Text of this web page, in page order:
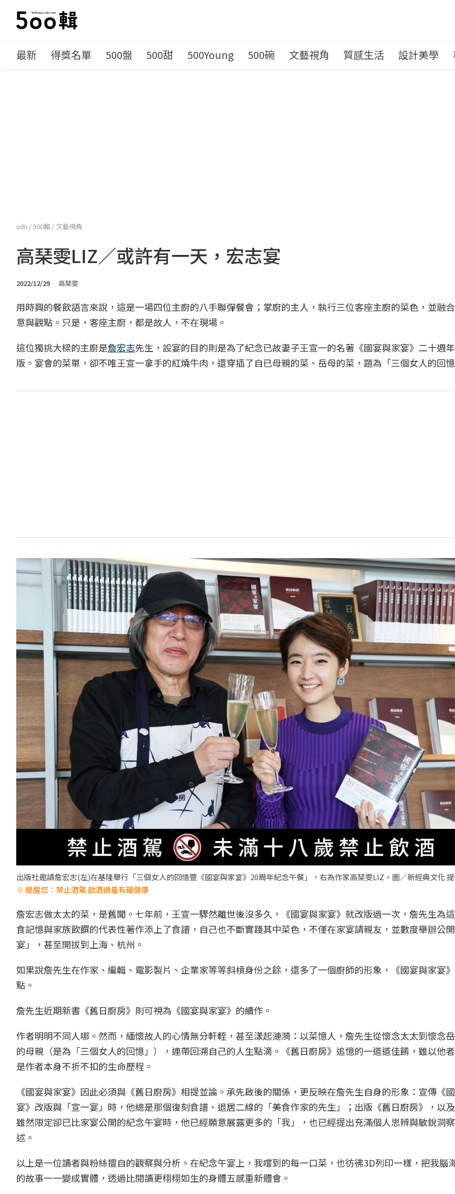
最新 得獎名單 500盤 500甜 500Young 500碗 文藝視角 質感生活 設計美學
udn /500輯 / 文藝視角
高琹雯LIZ／或許有一天，宏志宴
2022/12/29 高琹雯
用時興的餐飲語言來說，這是一場四位主廚的八手聯彈餐會；掌廚的主人，執行三位客座主廚的菜色，並融
意與觀點。只是，客座主廚，都是故人，不在現場。
這位獨挑大樑的主廚是詹宏志先生，設宴的目的則是為了紀念已故妻子王宣一的名著《國宴與家宴》二十週
版。宴會的菜單，卻不唯王宣一拿手的紅燒牛肉，還穿插了自已母親的菜、岳母的菜，題為「三個女人的回
出版社邀請詹宏志(左)在基隆舉行「三個女人的回憶暨《國宴與家宴》20周年紀念午餐」，右為作家高琹雯LIZ。圖／新經典文化
※ 提醒您：禁止酒駕 飲酒過量有礙健康
詹宏志做太太的菜，是舊聞。七年前，王宣一驟然離世後沒多久，《國宴與家宴》就改版過一次，詹先生為
食記憶與家族飲饌的代表性著作添上了食譜，自己也不斷實踐其中菜色，不僅在家宴請親友，並數度舉辦公
宴」，甚至開拔到上海、杭州。
如果說詹先生在作家、編輯、電影製片、企業家等等斜槓身份之餘，還多了一個廚師的形象，《國宴與家宴
點。
詹先生近期新書《舊日廚房》則可視為《國宴與家宴》的續作。
作者明明不同人哪。然而，緬懷故人的心情無分軒輊，甚至漾起漣漪：以菜憶人，詹先生從懷念太太到懷念
的母親（是為「三個女人的回憶」），連帶回溯自己的人生點滴。《舊日廚房》追憶的一道道佳餚，雖以他
是作者本身不折不扣的生命歷程。
《國宴與家宴》因此必須與《舊日廚房》相提並論。承先啟後的關係，更反映在詹先生自身的形象：宣傳《
宴》改版與「宣一宴」時，他總是那個復刻食譜、退居二線的「美食作家的先生」；出版《舊日廚房》，以
雖然限定卻已比家宴公開的紀念午宴時，他已經願意展露更多的「我」，也已經提出充滿個人思辨與敏銳洞
述。
以上是一位讀者與粉絲擅自的觀察與分析。在紀念午宴上，我嚐到的每一口菜，也彷彿3D列印一樣，把我腦
的故事一一變成實體，透過比閱讀更栩栩如生的身體五感重新體會。